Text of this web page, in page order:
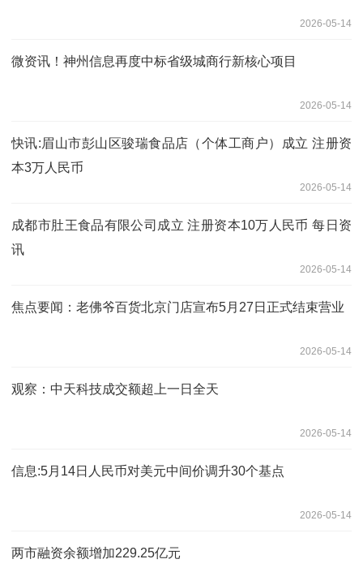
2026-05-14
微资讯！神州信息再度中标省级城商行新核心项目
2026-05-14
快讯:眉山市彭山区骏瑞食品店（个体工商户）成立 注册资
本3万人民币
2026-05-14
成都市肚王食品有限公司成立 注册资本10万人民币 每日资
讯
2026-05-14
焦点要闻：老佛爷百货北京门店宣布5月27日正式结束营业
2026-05-14
观察：中天科技成交额超上一日全天
2026-05-14
信息:5月14日人民币对美元中间价调升30个基点
2026-05-14
两市融资余额增加229.25亿元